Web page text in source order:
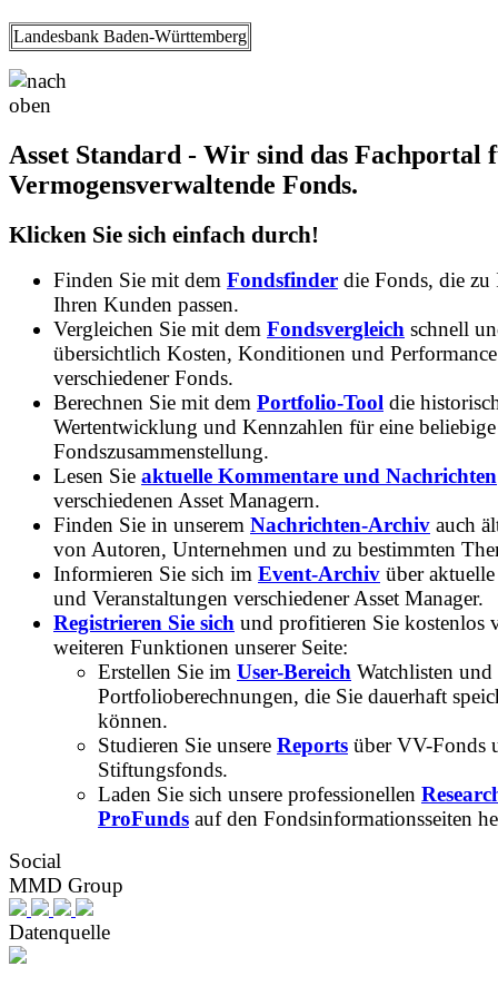
Landesbank Baden-Württemberg
Asset Standard - Wir sind das Fachportal
Vermogensverwaltende Fonds.
Klicken Sie sich einfach durch!
Finden Sie mit dem Fondsfinder die Fonds, die zu
Ihren Kunden passen.
Vergleichen Sie mit dem Fondsvergleich schnell
übersichtlich Kosten, Konditionen und Performance
verschiedener Fonds.
Berechnen Sie mit dem Portfolio-Tool die
Wertentwicklung und Kennzahlen für eine beliebige
Fondszusammenstellung.
Lesen Sie aktuelle Kommentare und Nachrichten
verschiedenen Asset Managern.
Finden Sie in unserem Nachrichten-Archiv auch
von Autoren, Unternehmen und zu bestimmten
Informieren Sie sich im Event-Archiv über
und Veranstaltungen verschiedener Asset Manager.
Registrieren Sie sich und profitieren Sie kostenlos
weiteren Funktionen unserer Seite:
Erstellen Sie im User-Bereich Watchlisten und
Portfolioberechnungen, die Sie dauerhaft
können.
Studieren Sie unsere Reports über VV-Fonds
Stiftungsfonds.
Laden Sie sich unsere professionellen
ProFunds auf den Fondsinformationsseiten
Social
MMD Group
Datenquelle